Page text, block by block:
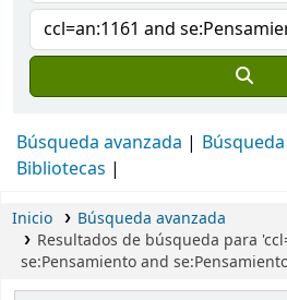
Búsqueda avanzada
Bibliotecas
Inicio
Búsqueda avanzada
Resultados de búsqueda para
se:Pensamiento and